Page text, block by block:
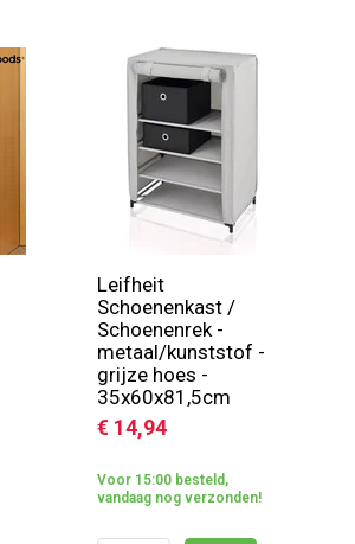
Leifheit
Schoenenkast /
Schoenenrek -
metaal/kunststof -
grijze hoes -
35x60x81,5cm
€ 14,94
Voor 15:00 besteld,
vandaag nog verzonden!